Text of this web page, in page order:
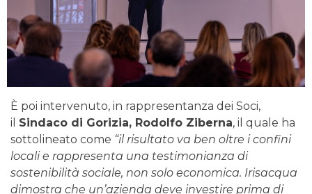
È poi intervenuto, in rappresentanza dei Soci,
il Sindaco di Gorizia, Rodolfo Ziberna, il quale ha
sottolineato come “il risultato va ben oltre i confini
locali e rappresenta una testimonianza di
sostenibilità sociale, non solo economica. Irisacqua
dimostra che un’azienda deve investire prima di